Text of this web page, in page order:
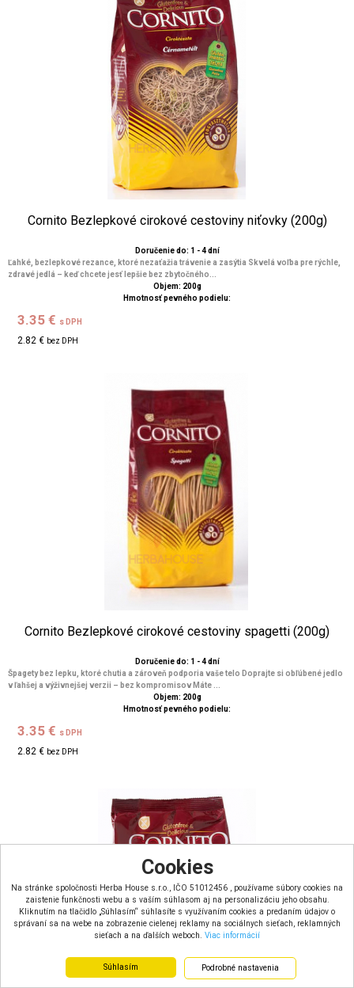
Cookies
Na stránke spoločnosti Herba House s.r.o., IČO 51012456 , používame súbory cookies na
zaistenie funkčnosti webu a s vaším súhlasom aj na personalizáciu jeho obsahu.
Kliknutím na tlačidlo „Súhlasím“ súhlasíte s využívaním cookies a predaním údajov o
správaní sa na webe na zobrazenie cielenej reklamy na sociálnych sieťach, reklamných
sieťach a na ďalších weboch. Viac informácií
Súhlasím Podrobné nastavenia
Cornito Bezlepkové cirokové cestoviny niťovky (200g)
Doručenie do: 1 - 4 dní
Ľahké, bezlepkové rezance, ktoré nezaťažia trávenie a zasýtia Skvelá voľba pre rýchle,
zdravé jedlá – keď chcete jesť lepšie bez zbytočného...
Objem: 200g
Hmotnosť pevného podielu:
3.35 € s DPH
2.82 € bez DPH
Cornito Bezlepkové cirokové cestoviny spagetti (200g)
Doručenie do: 1 - 4 dní
Špagety bez lepku, ktoré chutia a zároveň podporia vaše telo Doprajte si obľúbené jedlo
v ľahšej a výživnejšej verzii – bez kompromisov Máte ...
Objem: 200g
Hmotnosť pevného podielu:
3.35 € s DPH
2.82 € bez DPH